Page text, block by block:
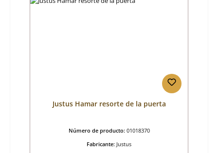
Justus Hamar resorte de la puerta
Número de producto: 01018370
Fabricante: Justus